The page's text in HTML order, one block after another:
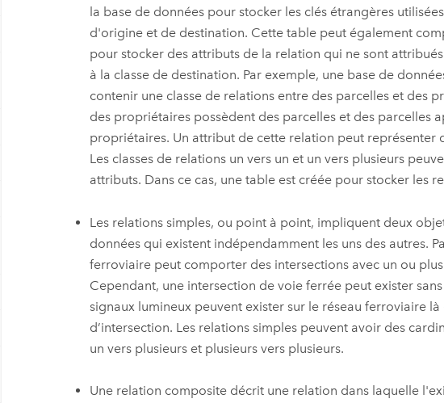
la base de données pour stocker les clés étrangères
d'origine et de destination. Cette table peut également
pour stocker des attributs de la relation qui ne sont attribués
à la classe de destination. Par exemple, une base de
contenir une classe de relations entre des parcelles et des
des propriétaires possèdent des parcelles et des parcelles
propriétaires. Un attribut de cette relation peut représenter
Les classes de relations un vers un et un vers plusieurs
attributs. Dans ce cas, une table est créée pour stocker les
Les relations simples, ou point à point, impliquent deux
données qui existent indépendamment les uns des autres.
ferroviaire peut comporter des intersections avec un ou
Cependant, une intersection de voie ferrée peut exister
signaux lumineux peuvent exister sur le réseau ferroviaire là
d’intersection. Les relations simples peuvent avoir des
un vers plusieurs et plusieurs vers plusieurs.
Une relation composite décrit une relation dans laquelle